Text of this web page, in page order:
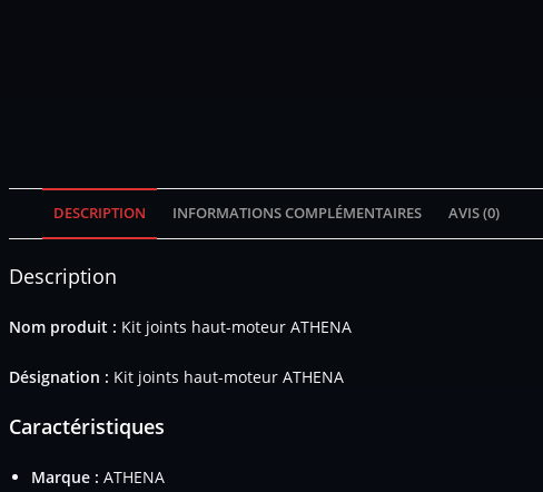
DESCRIPTION INFORMATIONS COMPLÉMENTAIRES AVIS (0)
Description
Nom produit : Kit joints haut-moteur ATHENA
Désignation : Kit joints haut-moteur ATHENA
Caractéristiques
Marque : ATHENA